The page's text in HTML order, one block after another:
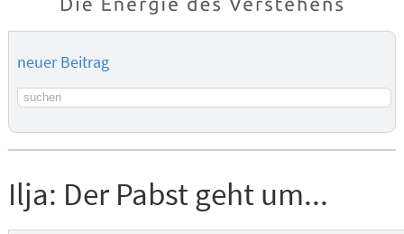
neuer Beitrag
Suchbegriff
Ilja: Der Pabst geht um...